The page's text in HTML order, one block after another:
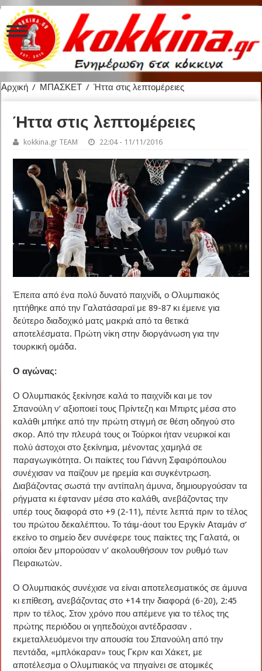
Αρχική / ΜΠΑΣΚΕΤ / Ήττα στις λεπτομέρειες
Ήττα στις λεπτομέρειες
kokkina.gr TEAM 22:04 - 11/11/2016
Έπειτα από ένα πολύ δυνατό παιχνίδι, ο Ολυμπιακός
ηττήθηκε από την Γαλατάσαραϊ με 89-87 κι έμεινε για
δεύτερο διαδοχικό ματς μακριά από τα θετικά
αποτελέσματα. Πρώτη νίκη στην διοργάνωση για την
τουρκική ομάδα.
Ο αγώνας:
Ο Ολυμπιακός ξεκίνησε καλά το παιχνίδι και με τον
Σπανούλη ν’ αξιοποιεί τους Πρίντεζη και Μπιρτς μέσα στο
καλάθι μπήκε από την πρώτη στιγμή σε θέση οδηγού στο
σκορ. Από την πλευρά τους οι Τούρκοι ήταν νευρικοί και
πολύ άστοχοι στο ξεκίνημα, μένοντας χαμηλά σε
παραγωγικότητα. Οι παίκτες του Γιάννη Σφαιρόπουλου
συνέχισαν να παίζουν με ηρεμία και συγκέντρωση.
Διαβάζοντας σωστά την αντίπαλη άμυνα, δημιουργούσαν τα
ρήγματα κι έφταναν μέσα στο καλάθι, ανεβάζοντας την
υπέρ τους διαφορά στο +9 (2-11), πέντε λεπτά πριν το τέλος
του πρώτου δεκαλέπτου. Το τάιμ-άουτ του Εργκίν Αταμάν σ’
εκείνο το σημείο δεν συνέφερε τους παίκτες της Γαλατά, οι
οποίοι δεν μπορούσαν ν’ ακολουθήσουν τον ρυθμό των
Πειραιωτών.
Ο Ολυμπιακός συνέχισε να είναι αποτελεσματικός σε άμυνα
κι επίθεση, ανεβάζοντας στο +14 την διαφορά (6-20), 2:45
πριν το τέλος. Στον χρόνο που απέμενε για το τέλος της
πρώτης περιόδου οι γηπεδούχοι αντέδρασαν .
εκμεταλλευόμενοι την απουσία του Σπανούλη από την
πεντάδα, «μπλόκαραν» τους Γκριν και Χάκετ, με
αποτέλεσμα ο Ολυμπιακός να πηγαίνει σε ατομικές